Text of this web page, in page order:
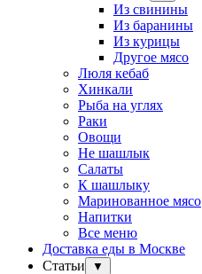
Из свинины
Из баранины
Из курицы
Другое мясо
Люля кебаб
Хинкали
Рыба на углях
Раки
Овощи
Не шашлык
Салаты
К шашлыку
Маринованное мясо
Напитки
Все меню
Доставка еды в Москве
Статьи
▼